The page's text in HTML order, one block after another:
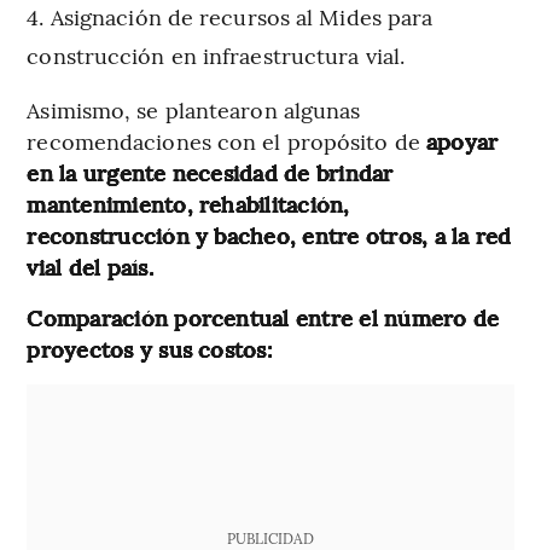
Asignación de recursos al Mides para
construcción en infraestructura vial.
Asimismo, se plantearon algunas
recomendaciones con el propósito de apoyar
en la urgente necesidad de brindar
mantenimiento, rehabilitación,
reconstrucción y bacheo, entre otros, a la red
vial del país.
Comparación porcentual entre el número de
proyectos y sus costos:
PUBLICIDAD